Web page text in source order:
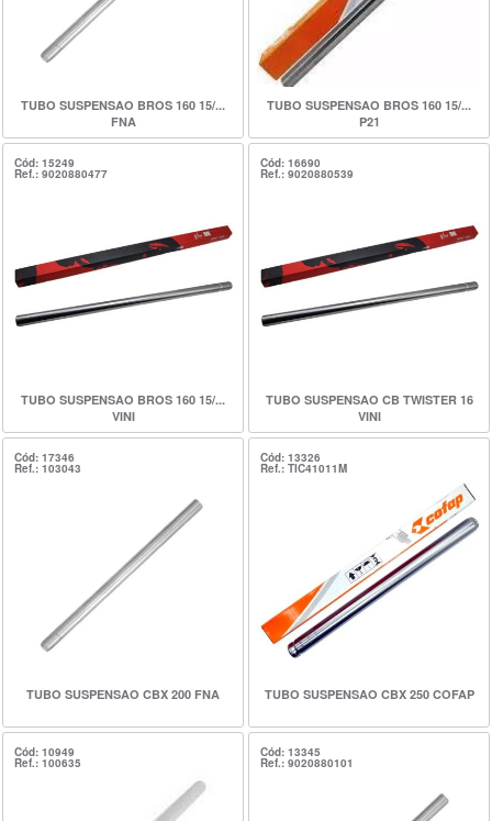
TUBO SUSPENSAO BROS 160 15/...
FNA
TUBO SUSPENSAO BROS 160 15/...
P21
Cód: 15249
Ref.: 9020880477
TUBO SUSPENSAO BROS 160 15/...
VINI
Cód: 16690
Ref.: 9020880539
TUBO SUSPENSAO CB TWISTER 16
VINI
Cód: 17346
Ref.: 103043
TUBO SUSPENSAO CBX 200 FNA
Cód: 13326
Ref.: TIC41011M
TUBO SUSPENSAO CBX 250 COFAP
Cód: 10949
Ref.: 100635
Cód: 13345
Ref.: 9020880101